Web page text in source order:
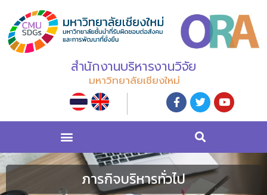
สำนักงานบริหารงานวิจัย
มหาวิทยาลัยเชียงใหม่
ภารกิจบริหารทั่วไป